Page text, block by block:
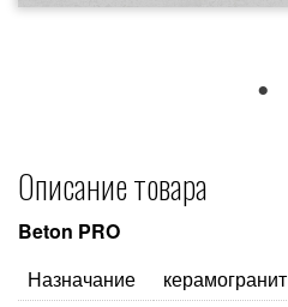
Описание товара
Beton PRO
Назначание
керамогранит